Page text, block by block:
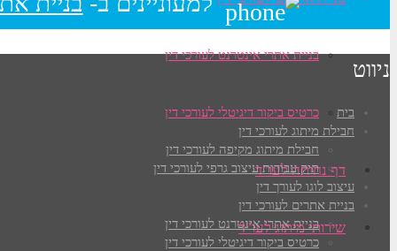
בניית אתרי אינטרנט לעורכי דין
כרטיס ביקור דיגיטלי לעורכי דין
דף נחיתה לעו"ד
שירותי מיתוג לעו"ד
ניווט
בית
חבילת מיתוג לעורכי דין
חבילת מיתוג מקיפה לעורכי דין
תיק עבודות עיצוב גרפי לעורכי דין
עיצוב לוגו לעורך דין
בניית אתרים לעורכי דין
בניית אתרי אינטרנט לעורכי דין
כרטיס ביקור דיגיטלי לעורכי דין